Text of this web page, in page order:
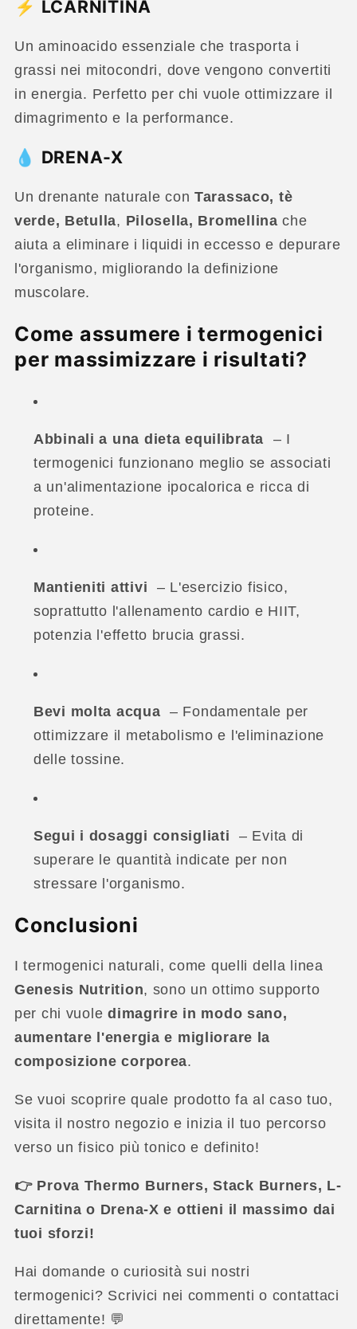
⚡ LCARNITINA
Un aminoacido essenziale che trasporta i
grassi nei mitocondri, dove vengono convertiti
in energia. Perfetto per chi vuole ottimizzare il
dimagrimento e la performance.
💧 DRENA-X
Un drenante naturale con Tarassaco, tè
verde, Betulla, Pilosella, Bromellina che
aiuta a eliminare i liquidi in eccesso e depurare
l'organismo, migliorando la definizione
muscolare.
Come assumere i termogenici
per massimizzare i risultati?
Abbinali a una dieta equilibrata
– I
termogenici funzionano meglio se associati
a un'alimentazione ipocalorica e ricca di
proteine.
Mantieniti attivi
– L'esercizio fisico,
soprattutto l'allenamento cardio e HIIT,
potenzia l'effetto brucia grassi.
Bevi molta acqua – Fondamentale per
ottimizzare il metabolismo e l'eliminazione
delle tossine.
Segui i dosaggi consigliati
– Evita di
superare le quantità indicate per non
stressare l'organismo.
Conclusioni
I termogenici naturali, come quelli della linea
Genesis Nutrition, sono un ottimo supporto
per chi vuoledimagrire in modo sano,
aumentare l'energia e migliorare la
composizione corporea.
Se vuoi scoprire quale prodotto fa al caso tuo,
visita il nostro negozio e inizia il tuo percorso
verso un fisico più tonico e definito!
👉 Prova Thermo Burners, Stack Burners, L-
Carnitina o Drena-X e ottieni il massimo dai
tuoi sforzi!
Hai domande o curiosità sui nostri
termogenici? Scrivici nei commenti o contattaci
direttamente! 💬